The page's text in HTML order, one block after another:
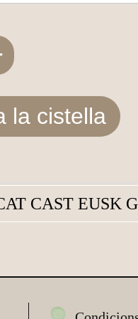
la cistella
CASTEUSK